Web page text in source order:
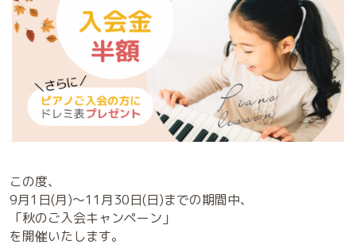
この度、
9月1日(月)～11月30日(日)までの期間中、
「秋のご入会キャンペーン」
を開催いたします。